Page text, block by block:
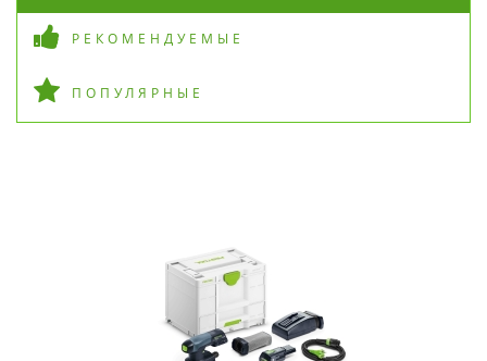
РЕКОМЕНДУЕМЫЕ
ПОПУЛЯРНЫЕ